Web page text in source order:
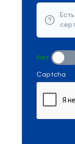
Нет
Captcha